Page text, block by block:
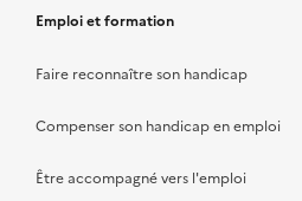
Emploi et formation
Faire reconnaître son handicap
Compenser son handicap en emploi
Être accompagné vers l'emploi